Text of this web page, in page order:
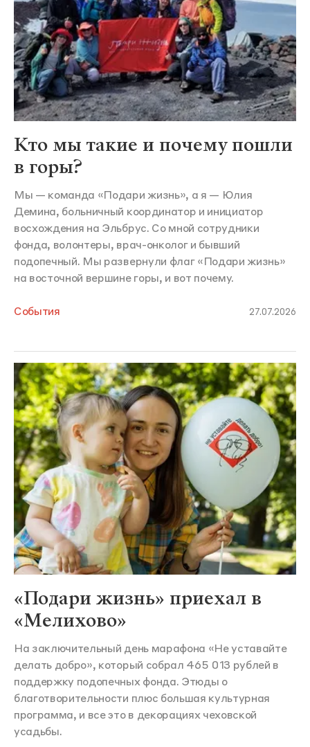
Кто мы такие и почему пошли
в горы?
Мы — команда «Подари жизнь», а я — Юлия
Демина, больничный координатор и инициатор
восхождения на Эльбрус. Со мной сотрудники
фонда, волонтеры, врач-онколог и бывший
подопечный. Мы развернули флаг «Подари жизнь»
на восточной вершине горы, и вот почему.
События 27.07.2026
«Подари жизнь» приехал в
«Мелихово»
На заключительный день марафона «Не уставайте
делать добро», который собрал 465 013 рублей в
поддержку подопечных фонда. Этюды о
благотворительности плюс большая культурная
программа, и все это в декорациях чеховской
усадьбы.